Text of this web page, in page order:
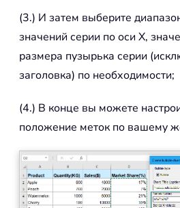
(3.) И затем выберите
значений серии по оси X,
размера пузырька серии
заголовка) по необходимости;
(4.) В конце вы можете
положение меток по вашему